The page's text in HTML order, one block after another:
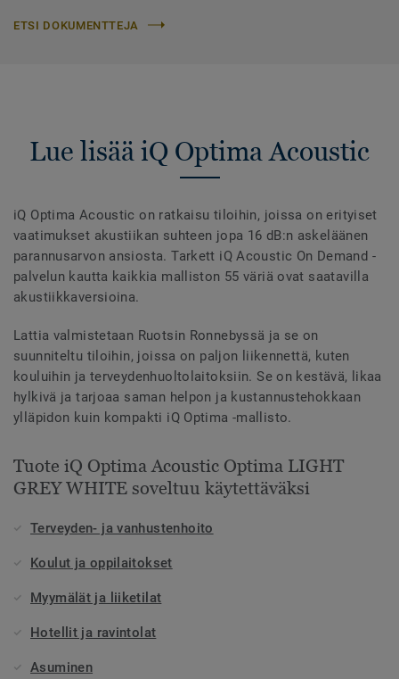
ETSI DOKUMENTTEJA
Lue lisää iQ Optima Acoustic
iQ Optima Acoustic on ratkaisu tiloihin, joissa on erityiset
vaatimukset akustiikan suhteen jopa 16 dB:n askeläänen
parannusarvon ansiosta. Tarkett iQ Acoustic On Demand -
palvelun kautta kaikkia malliston 55 väriä ovat saatavilla
akustiikkaversioina.
Lattia valmistetaan Ruotsin Ronnebyssä ja se on
suunniteltu tiloihin, joissa on paljon liikennettä, kuten
kouluihin ja terveydenhuoltolaitoksiin. Se on kestävä, likaa
hylkivä ja tarjoaa saman helpon ja kustannustehokkaan
ylläpidon kuin kompakti iQ Optima -mallisto.
Tuote iQ Optima Acoustic Optima LIGHT
GREY WHITE soveltuu käytettäväksi
Terveyden- ja vanhustenhoito
Koulut ja oppilaitokset
Myymälät ja liiketilat
Hotellit ja ravintolat
Asuminen